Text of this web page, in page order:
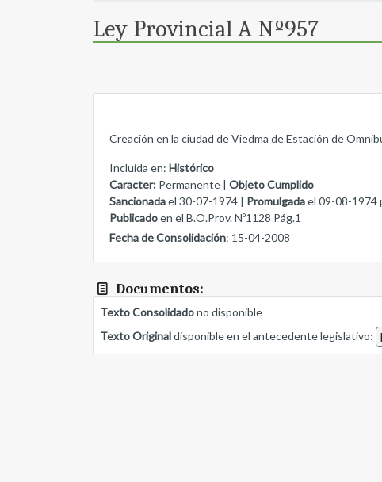
Ley Provincial A Nº957
Creación en la ciudad de Viedma de Estación de
Incluida en: Histórico
Caracter: Permanente | Objeto Cumplido
Sancionadael 30-07-1974 | Promulgadael 09-08-1974
Publicadoen el B.O.Prov. Nº1128 Pág.1
Fecha de Consolidación: 15-04-2008
Documentos:
Texto Consolidadono disponible
Texto Originaldisponible en el antecedente legislativo: